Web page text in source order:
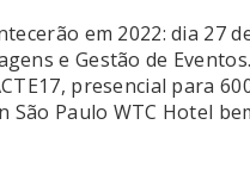
em 2022: dia 27
e Gestão de
presencial para
Paulo WTC Hotel